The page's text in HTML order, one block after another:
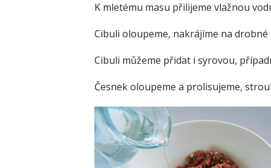
K mletému masu přilijeme vlažnou
Cibuli oloupeme, nakrájíme na
Cibuli můžeme přidat i syrovou,
Česnek oloupeme a prolisujeme,